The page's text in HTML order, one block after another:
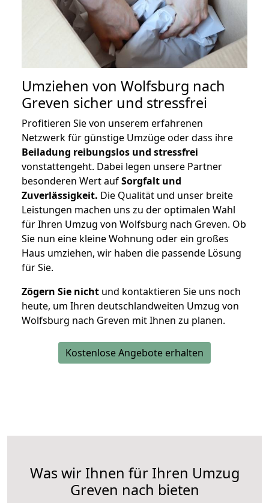
Umziehen von Wolfsburg nach
Greven sicher und stressfrei
Profitieren Sie von unserem erfahrenen
Netzwerk für günstige Umzüge oder dass ihre
Beiladung reibungslos und stressfrei
vonstattengeht. Dabei legen unsere Partner
besonderen Wert aufSorgfalt und
Zuverlässigkeit. Die Qualität und unser breite
Leistungen machen uns zu der optimalen Wahl
für Ihren Umzug von Wolfsburg nach Greven. Ob
Sie nun eine kleine Wohnung oder ein großes
Haus umziehen, wir haben die passende Lösung
für Sie.
Zögern Sie nicht und kontaktieren Sie uns noch
heute, um Ihren deutschlandweiten Umzug von
Wolfsburg nach Greven mit Ihnen zu planen.
Kostenlose Angebote erhalten
Was wir Ihnen für Ihren Umzug
Greven nach bieten